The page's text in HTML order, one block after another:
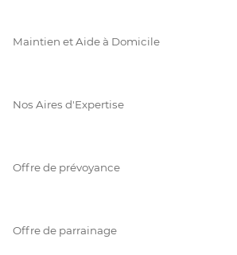
Maintien et Aide à Domicile
Nos Aires d'Expertise
Offre de prévoyance
Offre de parrainage